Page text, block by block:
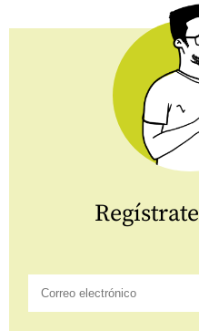
Regístrate